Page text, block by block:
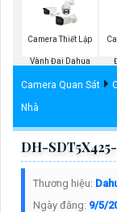
Camera Thiết Lập
Vành Đai Dahua
Camera Quan Sát
Nhà
DH-
Thương hiệu:
Ngày đăng: 9/5/